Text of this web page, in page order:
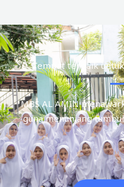
Tempat terbaik
MBS AL AMIN
guna menunjang